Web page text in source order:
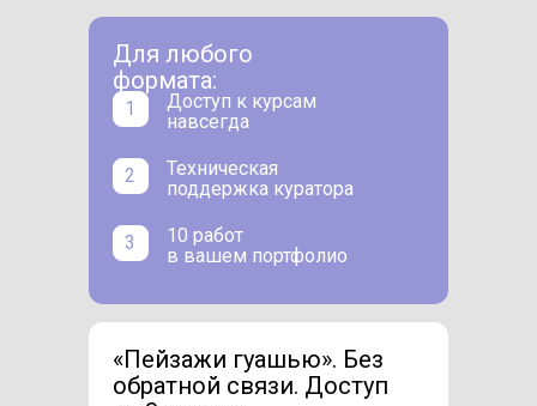
10 работ
в вашем портфолио
Для любого
формата:
Доступ к курсам
навсегда
3
Техническая
поддержка куратора
1
2
«Пейзажи гуашью». Без
обратной связи. Доступ